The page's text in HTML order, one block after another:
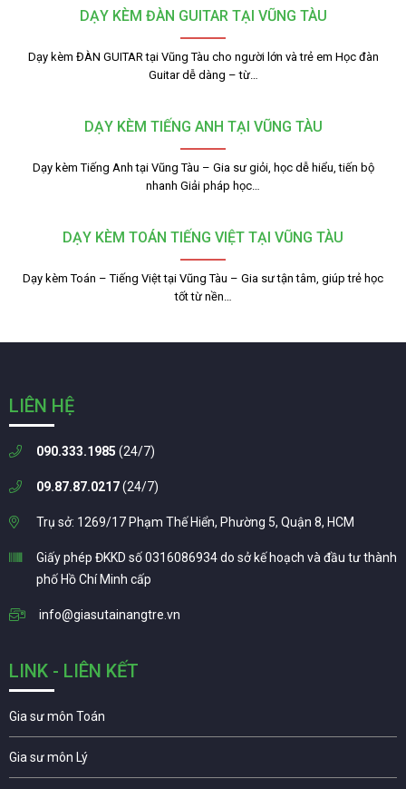
DẠY KÈM ĐÀN GUITAR TẠI VŨNG TÀU
Dạy kèm ĐÀN GUITAR tại Vũng Tàu cho người lớn và trẻ em Học đàn
Guitar dễ dàng – từ…
DẠY KÈM TIẾNG ANH TẠI VŨNG TÀU
Dạy kèm Tiếng Anh tại Vũng Tàu – Gia sư giỏi, học dễ hiểu, tiến bộ
nhanh Giải pháp học…
DẠY KÈM TOÁN TIẾNG VIỆT TẠI VŨNG TÀU
Dạy kèm Toán – Tiếng Việt tại Vũng Tàu – Gia sư tận tâm, giúp trẻ học
tốt từ nền…
LIÊN HỆ
090.333.1985 (24/7)
09.87.87.0217(24/7)
Trụ sở: 1269/17 Phạm Thế Hiển, Phường 5, Quận 8, HCM
Giấy phép ĐKKD số 0316086934 do sở kế hoạch và đầu tư thành
phố Hồ Chí Minh cấp
info@giasutainangtre.vn
LINK - LIÊN KẾT
Gia sư môn Toán
Gia sư môn Lý